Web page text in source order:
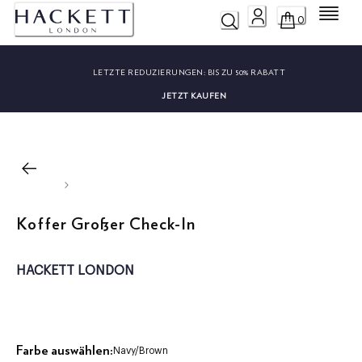
0 Menü
LETZTE REDUZIERUNGEN: BIS ZU 50% RABATT
JETZT KAUFEN
Koffer Großer Check-In
HACKETT LONDON
Farbe auswählen: Navy/brown